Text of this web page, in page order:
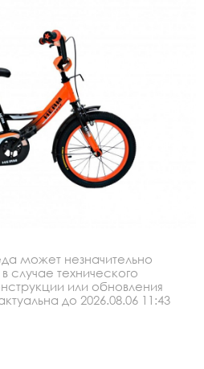
может незначительно
случае технического
или обновления
до 2026.08.06 11:43